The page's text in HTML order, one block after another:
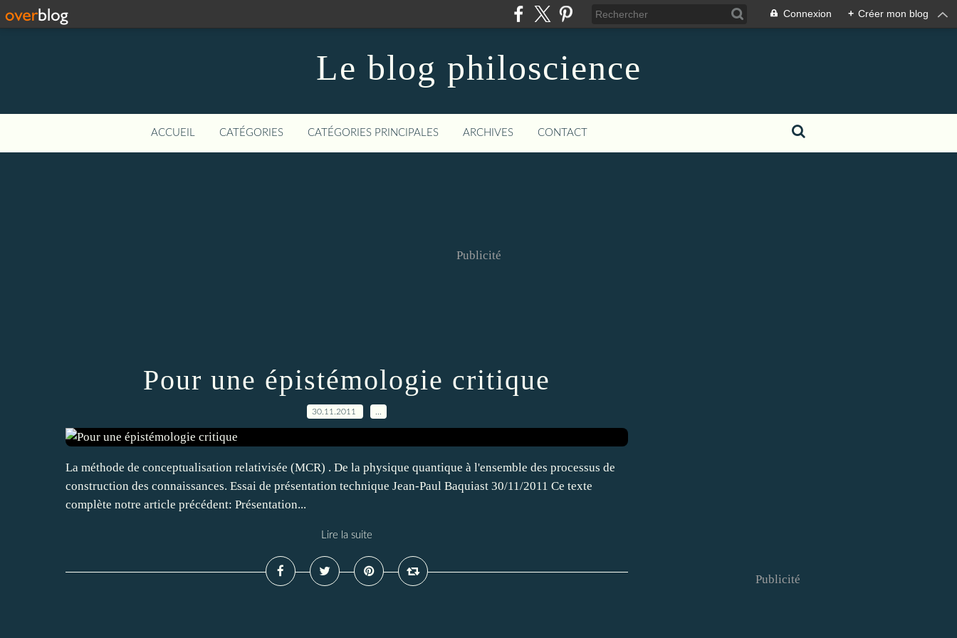
Connexion + Créer mon blog
Le blog philoscience
ACCUEIL CATÉGORIES CATÉGORIES PRINCIPALES ARCHIVES CONTACT
Publicité
Pour une épistémologie critique
30.11.2011
La méthode de conceptualisation relativisée (MCR) . De la physique quantique à l'ensemble des processus de
construction des connaissances. Essai de présentation technique Jean-Paul Baquiast 30/11/2011 Ce texte
complète notre article précédent: Présentation...
Lire la suite
Publicité